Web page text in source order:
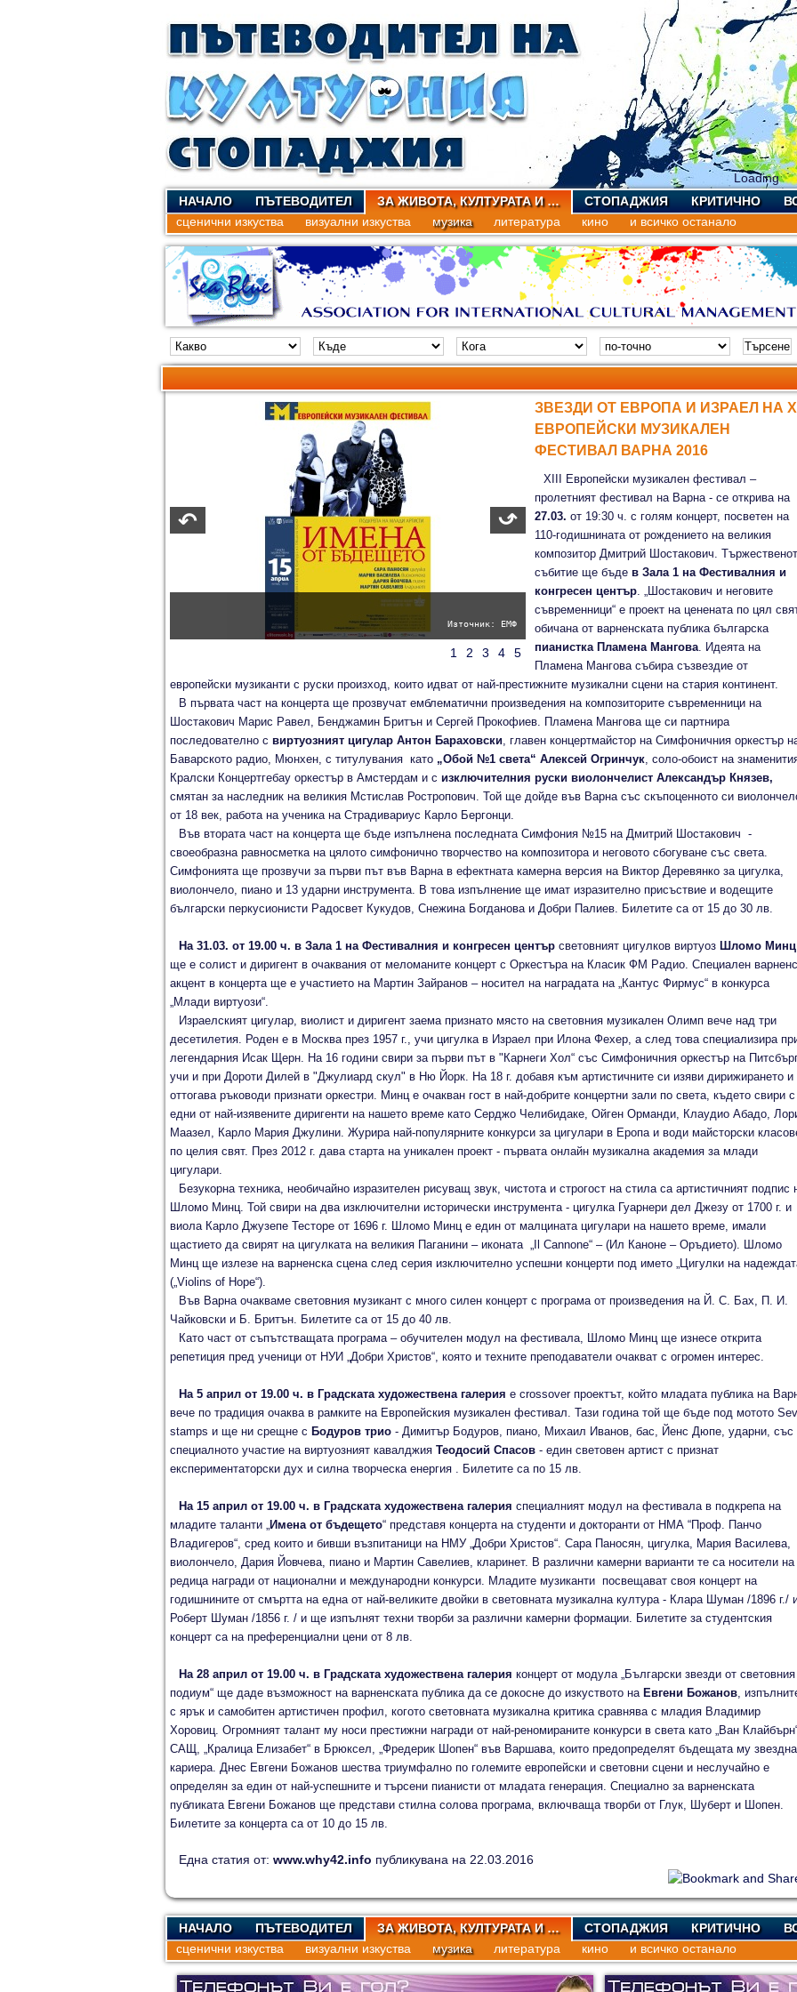
Loading
НАЧАЛО
ПЪТЕВОДИТЕЛ ЗА ЖИВОТА, КУЛТУРАТА И … СТОПАДЖИЯ КРИТИЧНО
сценични изкуства
визуални изкуства музика литература кино и всичко останало
Източник: ЕМФ
1 2 3 4 5
ЗВЕЗДИ ОТ ЕВРОПА И ИЗРАЕЛ НА
ЕВРОПЕЙСКИ МУЗИКАЛЕН
ФЕСТИВАЛ ВАРНА 2016
XIII Европейски музикален фестивал –
пролетният фестивал на Варна - се открива на
27.03. от 19:30 ч. с голям концерт, посветен на
110-годишнината от рождението на великия
композитор Дмитрий Шостакович.
събитие ще бъде в Зала 1 на Фестивалния и
конгресен център. „Шостакович и неговите
съвременници“ е проект на ценената по цял
обичана от варненската публика българска
пианистка Пламена Мангова. Идеята на
Пламена Мангова събира съзвездие от
европейски музиканти с руски произход, които идват от най-престижните музикални сцени на стария континент.
В първата част на концерта ще прозвучат емблематични произведения на композиторите съвременници на
Шостакович Марис Равел, Бенджамин Бритън и Сергей Прокофиев. Пламена Мангова ще си партнира
последователно с виртуозният цигулар Антон Бараховски, главен концертмайстор на Симфоничния оркестър
Баварското радио, Мюнхен, с титулувания като „Обой №1 света“ Алексей Огринчук, соло-обоист на
Кралски Концертгебау оркестър в Амстердам и с изключителния руски виолончелист Александър Князев,
смятан за наследник на великия Мстислав Ростропович. Той ще дойде във Варна със скъпоценното си
от 18 век, работа на ученика на Страдивариус Карло Бергонци.
Във втората част на концерта ще бъде изпълнена последната Симфония №15 на Дмитрий Шостакович -
своеобразна равносметка на цялото симфонично творчество на композитора и неговото сбогуване със света.
Симфонията ще прозвучи за първи път във Варна в ефектната камерна версия на Виктор Деревянко за цигулка,
виолончело, пиано и 13 ударни инструмента. В това изпълнение ще имат изразително присъствие и водещите
български перкусионисти Радосвет Кукудов, Снежина Богданова и Добри Палиев. Билетите са от 15 до 30 лв.
На 31.03. от 19.00 ч. в Зала 1 на Фестивалния и конгресен центърсветовният цигулков виртуоз Шломо Минц
ще е солист и диригент в очаквания от меломаните концерт с Оркестъра на Класик ФМ Радио. Специален
акцент в концерта ще е участието на Мартин Зайранов – носител на наградата на „Кантус Фирмус“ в конкурса
„Млади виртуози“.
Израелският цигулар, виолист и диригент заема признато място на световния музикален Oлимп вече над три
десетилетия. Роден е в Москва през 1957 г., учи цигулка в Израел при Илона Фехер, а след това специализира
легендарния Исак Щерн. На 16 години свири за първи път в "Карнеги Хол“ със Симфоничния оркестър на
учи и при Дороти Дилей в "Джулиард скул" в Ню Йорк. На 18 г. добавя към артистичните си изяви дирижирането и
оттогава ръководи признати оркестри. Минц е очакван гост в най-добрите концертни зали по света, където свири с
едни от най-изявените диригенти на нашето време като Серджо Челибидаке, Ойген Орманди, Клаудио Абадо,
Маазел, Карло Мария Джулини. Журира най-популярните конкурси за цигулари в Еропа и води майсторски
по целия свят. През 2012 г. дава старта на уникален проект - първата онлайн музикална академия за млади
цигулари.
Безукорна техника, необичайно изразителен рисуващ звук, чистота и строгост на стила са артистичният подпис
Шломо Минц. Той свири на два изключителни исторически инструмента - цигулка Гуарнери дел Джезу от 1700 г. и
виола Карло Джузепе Тесторе от 1696 г. Шломо Минц е един от малцината цигулари на нашето време, имали
щастието да свирят на цигулката на великия Паганини – иконата „Il Cannone“ – (Ил Каноне – Оръдието). Шломо
Минц ще излезе на варненска сцена след серия изключително успешни концерти под името „Цигулки на
(„Violins of Hope“).
Във Варна очакваме световния музикант с много силен концерт с програма от произведения на Й. С. Бах, П. И.
Чайковски и Б. Бритън. Билетите са от 15 до 40 лв.
Като част от съпътстващата програма – обучителен модул на фестивала, Шломо Минц ще изнесе открита
репетиция пред ученици от НУИ „Добри Христов“, която и техните преподаватели очакват с огромен интерес.
На 5 април от 19.00 ч. в Градската художествена галерия е сrossover проектът, който младата публика на
вече по традиция очаква в рамките на Европейския музикален фестивал. Тази година той ще бъде под мотото
stamps и ще ни срещне с Бодуров трио - Димитър Бодуров, пиано, Михаил Иванов, бас, Йенс Дюпе, ударни, със
специалното участие на виртуозният кавалджия Теодосий Спасов - един световен артист с признат
експериментаторски дух и силна творческа енергия . Билетите са по 15 лв.
На 15 април от 19.00 ч. в Градската художествена галерия специалният модул на фестивала в подкрепа на
младите таланти „Имена от бъдещето“ представя концерта на студенти и докторанти от НМА “Проф. Панчо
Владигеров“, сред които и бивши възпитаници на НМУ „Добри Христов“. Сара Паносян, цигулка, Мария Василева,
виолончело, Дария Йовчева, пиано и Мартин Савелиев, кларинет. В различни камерни варианти те са носители на
редица награди от национални и международни конкурси. Младите музиканти посвещават своя концерт на
годишнините от смъртта на една от най-великите двойки в световната музикална култура - Клара Шуман /1896 г./
Роберт Шуман /1856 г. / и ще изпълнят техни творби за различни камерни формации. Билетите за студентския
концерт са на преференциални цени от 8 лв.
На 28 април от 19.00 ч. в Градската художествена галерия концерт от модула „Български звезди от световния
подиум“ ще даде възможност на варненската публика да се докосне до изкуството на Евгени Божанов,
с ярък и самобитен артистичен профил, когото световната музикална критика сравнява с младия Владимир
Хоровиц. Огромният талант му носи престижни награди от най-реномираните конкурси в света като „Ван
САЩ, „Кралица Елизабет“ в Брюксел, „Фредерик Шопен“ във Варшава, които предопределят бъдещата му звездна
кариера. Днес Евгени Божанов шества триумфално по големите европейски и световни сцени и неслучайно е
определян за един от най-успешните и търсени пианисти от младата генерация. Специално за варненската
публиката Евгени Божанов ще представи стилна солова програма, включваща творби от Глук, Шуберт и Шопен.
Билетите за концерта са от 10 до 15 лв.
Една статия от: www.why42.info публикувана на 22.03.2016
НАЧАЛО ПЪТЕВОДИТЕЛ ЗА ЖИВОТА, КУЛТУРАТА И … СТОПАДЖИЯ КРИТИЧНО
сценични изкуства
визуални изкуства музика литература кино и всичко останало